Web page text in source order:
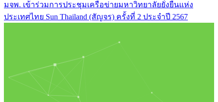
มจพ. เข้าร่วมการประชุมเครือข่ายมหาวิทยาลัยยั่งยืนแห่ง
ประเทศไทย Sun Thailand (สัญจร) ครั้งที่ 2 ประจำปี 2567